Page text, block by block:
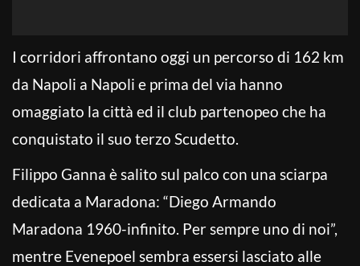
I corridori affrontano oggi un percorso di 162 km
da Napoli a Napoli e prima del via hanno
omaggiato la città ed il club partenopeo che ha
conquistato il suo terzo Scudetto.
Filippo Ganna è salito sul palco con una sciarpa
dedicata a Maradona: “Diego Armando
Maradona 1960-infinito. Per sempre uno di noi”,
mentre Evenepoel sembra essersi lasciato alle